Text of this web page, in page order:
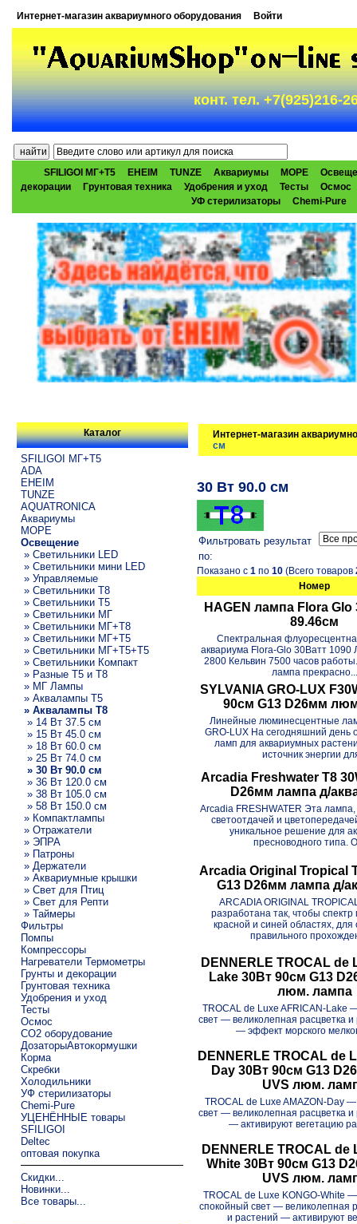
Интернет-магазин аквариумного оборудования Войти
конт. тел. +7(925)216-
SFILIGOI МГ+Т5 EHEIM TUNZE Аквариумы МОРЕ
декорации
Грунтовая техника Удобрения и уход Тесты
Осмос
УФ стерилизаторы
Chemi-Pure
Каталог
SFILIGOI МГ+Т5
ADA
EHEIM
TUNZE
AQUATRONICA
Аквариумы
МОРЕ
Освещение
» Светильники LED
» Светильники мини LED
» Управляемые
» Светильники T8
» Светильники T5
» Светильники МГ
» Светильники МГ+T8
» Светильники МГ+T5
» Светильники МГ+T5+T5
» Светильники Компакт
» Разные T5 и T8
» МГ Лампы
» Аквалампы T5
» Аквалампы T8
» 14 Вт 37.5 см
» 15 Вт 45.0 см
» 18 Вт 60.0 см
» 25 Вт 74.0 см
» 30 Вт 90.0 см
» 36 Вт 120.0 см
» 38 Вт 105.0 см
» 58 Вт 150.0 см
» Компактлампы
» Отражатели
» ЭПРА
» Патроны
» Держатели
» Аквариумные крышки
» Свет для Птиц
» Свет для Репти
» Таймеры
Фильтры
Помпы
Компрессоры
Нагреватели Термометры
Грунты и декорации
Грунтовая техника
Удобрения и уход
Тесты
Осмос
CO2 оборудование
ДозаторыАвтокормушки
Корма
Скребки
Холодильники
УФ стерилизаторы
Chemi-Pure
УЦЕНЁННЫЕ товары
SFILIGOI
Deltec
оптовая покупка
Скидки...
Новинки...
Все товары...
Интернет-магазин
см
30 Вт 90.0 см
Фильтровать результат
по:
Показано с 1по 10(Всего товаров
Номер
HAGEN лампа Flora Glo
89.46см
Спектральная
аквариума Flora-Glo 30Ватт
2800 Кельвин 7500 часов
лампа прекрасно...
SYLVANIA GRO-LUX
90см G13 D26мм
Линейные люминесцентные
GRO-LUX На сегодняшний день
ламп для аквариумных
источник энергии
Arcadia Freshwater T8
D26мм лампа д/
Arcadia FRESHWATER Эта
светоотдачей и
уникальное решение для
пресноводного типа.
Arcadia Original Tropical
G13 D26мм лампа д/
ARCADIA ORIGINAL
разработана так, чтобы
красной и синей областях,
правильного
DENNERLE TROCAL de
Lake 30Вт 90см G13
люм. лампа
TROCAL de Luxe AFRICAN-Lake
свет — великолепная расцветка
— эффект морского
DENNERLE TROCAL de
Day 30Вт 90см G13
UVS люм.
TROCAL de Luxe AMAZON-Day
свет — великолепная расцветка
— активируют вегетацию
DENNERLE TROCAL de
White 30Вт 90см G13
UVS люм.
TROCAL de Luxe KONGO-White
спокойный свет — великолепная
и растений — активируют